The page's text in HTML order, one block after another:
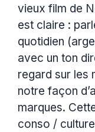
vieux film de
est claire :
quotidien
avec un ton
regard sur les
notre façon
marques.
conso /